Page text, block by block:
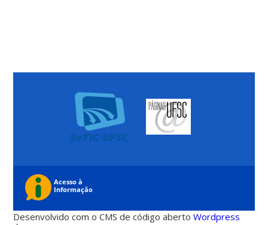
Desenvolvido com o CMS de código abertoWordpress